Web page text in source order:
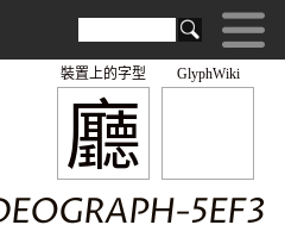
GlyphWiki
廳
裝置上的字型
5EF3